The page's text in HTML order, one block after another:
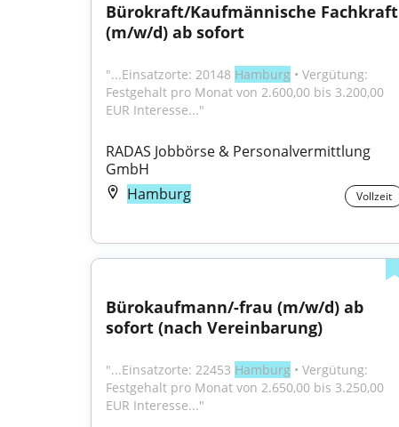
Bürokraft/Kaufmännische Fachkraft
(m/w/d) ab sofort
"...Einsatzorte: 20148 Hamburg • Vergütung:
Festgehalt pro Monat von 2.600,00 bis 3.200,00
EUR Interesse..."
RADAS Jobbörse & Personalvermittlung
GmbH
Hamburg
Vollzeit
Bürokaufmann/-frau (m/w/d) ab
sofort (nach Vereinbarung)
"...Einsatzorte: 22453 Hamburg • Vergütung:
Festgehalt pro Monat von 2.650,00 bis 3.250,00
EUR Interesse..."